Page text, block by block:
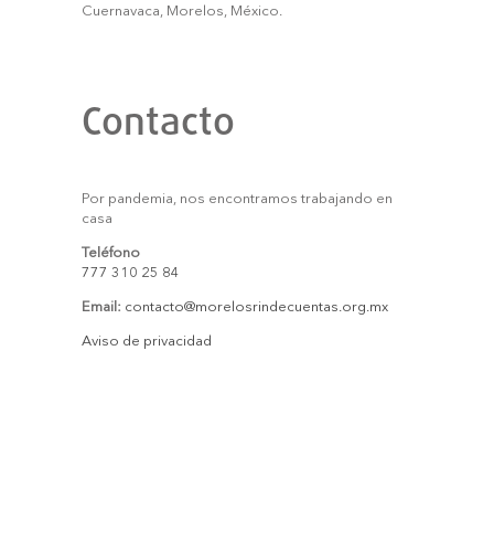
Cuernavaca, Morelos, México.
Contacto
Por pandemia, nos encontramos trabajando en
casa
Teléfono
777 310 25 84
Email: contacto@morelosrindecuentas.org.mx
Aviso de privacidad